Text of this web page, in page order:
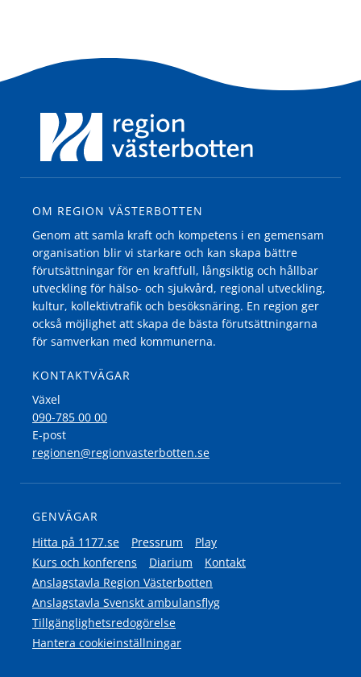
OM REGION VÄSTERBOTTEN
Genom att samla kraft och kompetens i en gemensam
organisation blir vi starkare och kan skapa bättre
förutsättningar för en kraftfull, långsiktig och hållbar
utveckling för hälso- och sjukvård, regional utveckling,
kultur, kollektivtrafik och besöksnäring. En region ger
också möjlighet att skapa de bästa förutsättningarna
för samverkan med kommunerna.
KONTAKTVÄGAR
Växel
090-785 00 00
E-post
regionen@regionvasterbotten.se
GENVÄGAR
Hitta på 1177.se
Pressrum
Play
Kurs och konferens
Diarium
Kontakt
Anslagstavla Region Västerbotten
Anslagstavla Svenskt ambulansflyg
Tillgänglighetsredogörelse
Hantera cookieinställningar